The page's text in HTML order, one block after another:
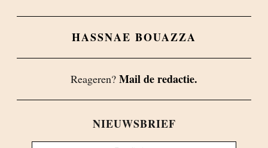
HASSNAE BOUAZZA
Reageren? Mail de redactie.
NIEUWSBRIEF